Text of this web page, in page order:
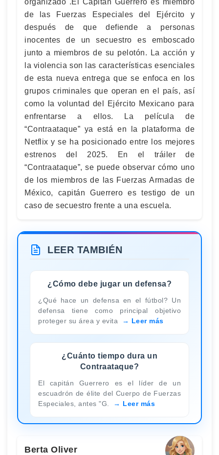
organizado .El Capitán Guerrero es miembro
de las Fuerzas Especiales del Ejército y
después de que defiende a personas
inocentes de un secuestro es emboscado
junto a miembros de su pelotón. La acción y
la violencia son las características esenciales
de esta nueva entrega que se enfoca en los
grupos criminales que operan en el país, así
como la voluntad del Ejército Mexicano para
enfrentarse a ellos. La película de
“Contraataque” ya está en la plataforma de
Netflix y se ha posicionado entre los mejores
estrenos del 2025. En el tráiler de
“Contraataque”, se puede observar cómo uno
de los miembros de las Fuerzas Armadas de
México, capitán Guerrero es testigo de un
caso de secuestro frente a una escuela.
LEER TAMBIÉN
¿Cómo debe jugar un defensa?
¿Qué hace un defensa en el fútbol? Un
defensa tiene como principal objetivo
proteger su área y evita
Leer más
¿Cuánto tiempo dura un
Contraataque?
El capitán Guerrero es el líder de un
escuadrón de élite del Cuerpo de Fuerzas
Especiales, antes "G.
Leer más
Berta Oliver